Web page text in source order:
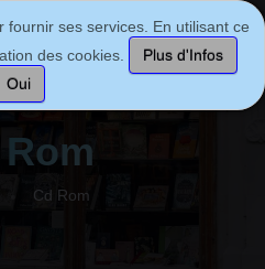
Cd Rom
fournir ses services. En utilisant ce
des cookies.
Plus d'Infos
Oui